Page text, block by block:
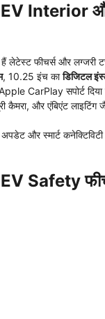
Interior
लेटेस्ट फीचर्स और लग्जरी
, 10.25 इंच काडिजिटल
CarPlay सपोर्ट दिया
कैमरा, और एंबिएंट लाइटिंग
और स्मार्ट कनेक्टिविटी
Safety